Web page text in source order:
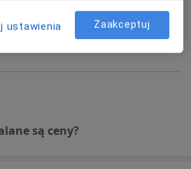
podczas zabiegów są
w odpowiednich warunkach, z
bezpieczeństwa i ewidencji
(kolejna wizyta)
są ceny?
ustawienia Zaakceptuj